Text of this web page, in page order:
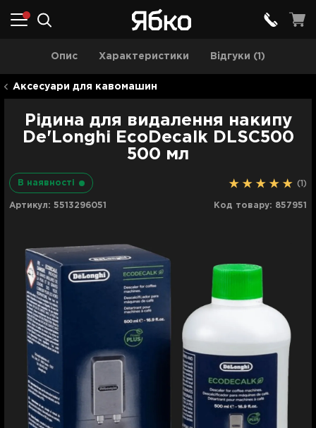
Опис Характеристики Відгуки (1)
Аксесуари для кавомашин
Рідина для видалення накипу
De'Longhi EcoDecalk DLSC500
500 мл
В наявності
Код товару: 857951
Артикул: 5513296051
(1)